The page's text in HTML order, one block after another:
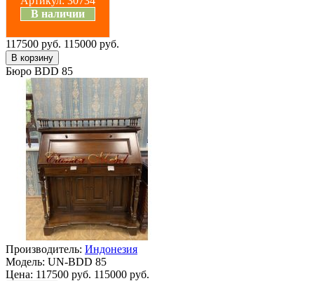
В наличии
117500 руб. 115000 руб.
Бюро BDD 85
Производитель: Индонезия
Модель: UN-BDD 85
Цена: 117500 руб. 115000 руб.